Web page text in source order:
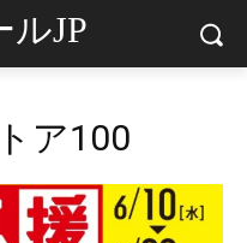
ルJP
ア100